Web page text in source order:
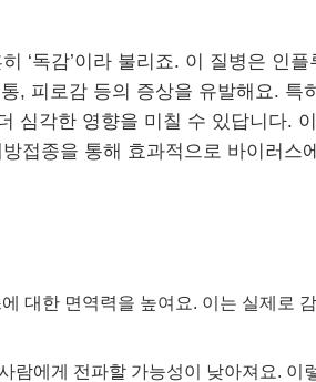
‘독감’이라 불리죠. 이 질병은 인플
, 피로감 등의 증상을 유발해요. 특
심각한 영향을 미칠 수 있답니다.
접종을 통해 효과적으로 바이러스
대한 면역력을 높여요. 이는 실제로
람에게 전파할 가능성이 낮아져요. 이